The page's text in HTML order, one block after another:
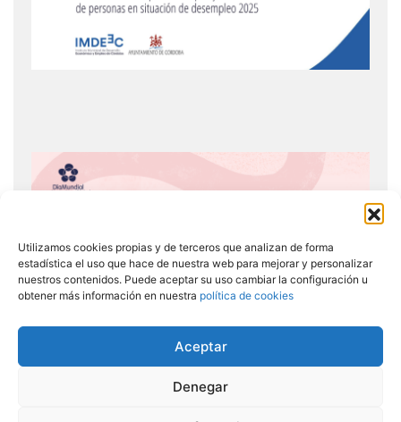
Utilizamos cookies propias y de terceros que analizan de forma
estadística el uso que hace de nuestra web para mejorar y personalizar
nuestros contenidos. Puede aceptar su uso cambiar la configuración u
obtener más información en nuestra política de cookies
Aceptar
Denegar